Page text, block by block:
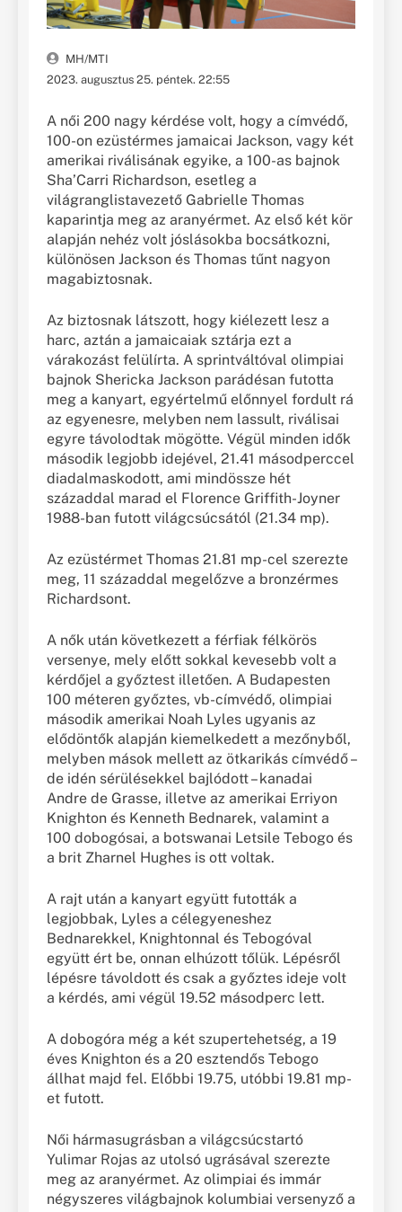
MH/MTI
2023. augusztus 25. péntek. 22:55
A női 200 nagy kérdése volt, hogy a címvédő,
100-on ezüstérmes jamaicai Jackson, vagy két
amerikai riválisának egyike, a 100-as bajnok
Sha’Carri Richardson, esetleg a
világranglistavezető Gabrielle Thomas
kaparintja meg az aranyérmet. Az első két kör
alapján nehéz volt jóslásokba bocsátkozni,
különösen Jackson és Thomas tűnt nagyon
magabiztosnak.
Az biztosnak látszott, hogy kiélezett lesz a
harc, aztán a jamaicaiak sztárja ezt a
várakozást felülírta. A sprintváltóval olimpiai
bajnok Shericka Jackson parádésan futotta
meg a kanyart, egyértelmű előnnyel fordult rá
az egyenesre, melyben nem lassult, riválisai
egyre távolodtak mögötte. Végül minden idők
második legjobb idejével, 21.41 másodperccel
diadalmaskodott, ami mindössze hét
századdal marad el Florence Griffith-Joyner
1988-ban futott világcsúcsától (21.34 mp).
Az ezüstérmet Thomas 21.81 mp-cel szerezte
meg, 11 századdal megelőzve a bronzérmes
Richardsont.
A nők után következett a férfiak félkörös
versenye, mely előtt sokkal kevesebb volt a
kérdőjel a győztest illetően. A Budapesten
100 méteren győztes, vb-címvédő, olimpiai
második amerikai Noah Lyles ugyanis az
elődöntők alapján kiemelkedett a mezőnyből,
melyben mások mellett az ötkarikás címvédő –
de idén sérülésekkel bajlódott – kanadai
Andre de Grasse, illetve az amerikai Erriyon
Knighton és Kenneth Bednarek, valamint a
100 dobogósai, a botswanai Letsile Tebogo és
a brit Zharnel Hughes is ott voltak.
A rajt után a kanyart együtt futották a
legjobbak, Lyles a célegyeneshez
Bednarekkel, Knightonnal és Tebogóval
együtt ért be, onnan elhúzott tőlük. Lépésről
lépésre távoldott és csak a győztes ideje volt
a kérdés, ami végül 19.52 másodperc lett.
A dobogóra még a két szupertehetség, a 19
éves Knighton és a 20 esztendős Tebogo
állhat majd fel. Előbbi 19.75, utóbbi 19.81 mp-
et futott.
Női hármasugrásban a világcsúcstartó
Yulimar Rojas az utolsó ugrásával szerezte
meg az aranyérmet. Az olimpiai és immár
négyszeres világbajnok kolumbiai versenyző a